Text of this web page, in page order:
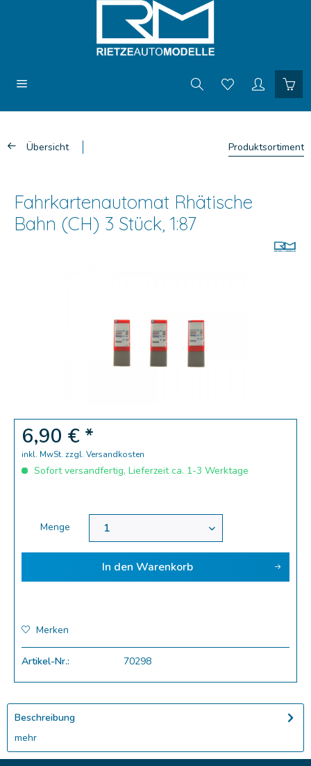
Übersicht Produktsortiment
Fahrkartenautomat Rhätische
Bahn (CH) 3 Stück, 1:87
6,90 € *
inkl. MwSt. zzgl. Versandkosten
Sofort versandfertig, Lieferzeit ca. 1-3 Werktage
Menge
In den Warenkorb
Merken
Artikel-Nr.: 70298
Beschreibung
mehr